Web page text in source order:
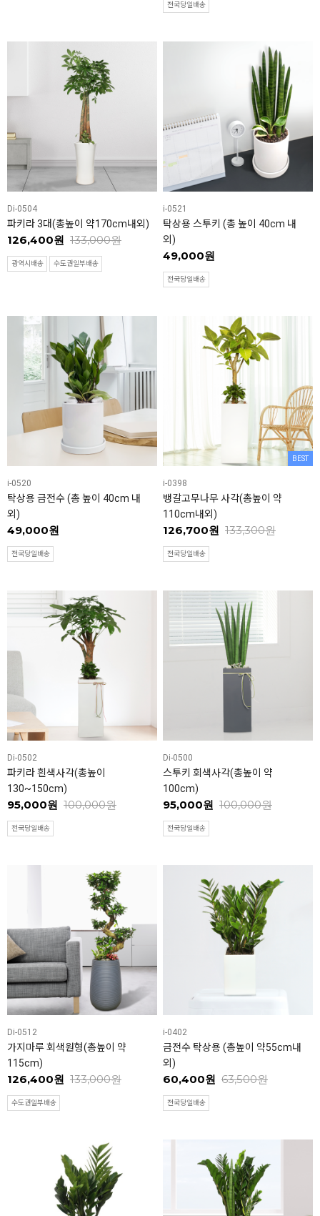
전국당일배송
Di-0504
파키라 3대(총높이 약170cm내외)
126,400원 133,000원
광역시배송 수도권일부배송
i-0521
탁상용 스투키 (총 높이 40cm 내
외)
49,000원
전국당일배송
i-0520
탁상용 금전수 (총 높이 40cm 내
외)
49,000원
전국당일배송
BEST
i-0398
뱅갈고무나무 사각(총높이 약
110cm내외)
126,700원 133,300원
전국당일배송
Di-0502
파키라 흰색사각(총높이
130~150cm)
95,000원 100,000원
전국당일배송
Di-0500
스투키 회색사각(총높이 약
100cm)
95,000원 100,000원
전국당일배송
Di-0512
가지마루 회색원형(총높이 약
115cm)
126,400원 133,000원
수도권일부배송
i-0402
금전수 탁상용 (총높이 약55cm내
외)
60,400원 63,500원
전국당일배송